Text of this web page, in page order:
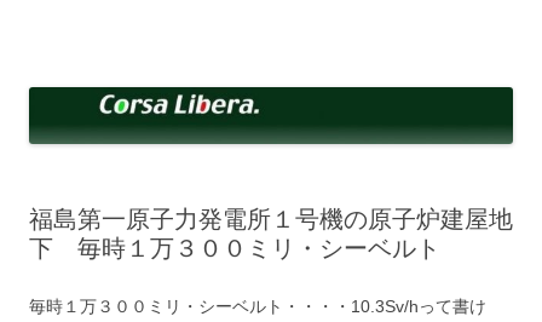
へ
ッ
福島第一原子力発電所１号機の原子炉建屋地
下 毎時１万３００ミリ・シーベルト
毎時１万３００ミリ・シーベルト・・・・10.3Sv/hって書け